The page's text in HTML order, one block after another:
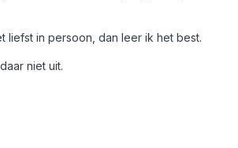
liefst in persoon, dan leer ik het best.
niet uit.